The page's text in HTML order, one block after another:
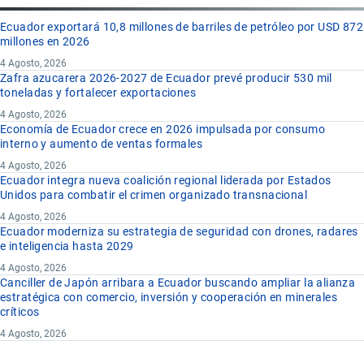
Ecuador exportará 10,8 millones de barriles de petróleo por USD 872
millones en 2026
4 Agosto, 2026
Zafra azucarera 2026-2027 de Ecuador prevé producir 530 mil
toneladas y fortalecer exportaciones
4 Agosto, 2026
Economía de Ecuador crece en 2026 impulsada por consumo
interno y aumento de ventas formales
4 Agosto, 2026
Ecuador integra nueva coalición regional liderada por Estados
Unidos para combatir el crimen organizado transnacional
4 Agosto, 2026
Ecuador moderniza su estrategia de seguridad con drones, radares
e inteligencia hasta 2029
4 Agosto, 2026
Canciller de Japón arribara a Ecuador buscando ampliar la alianza
estratégica con comercio, inversión y cooperación en minerales
críticos
4 Agosto, 2026